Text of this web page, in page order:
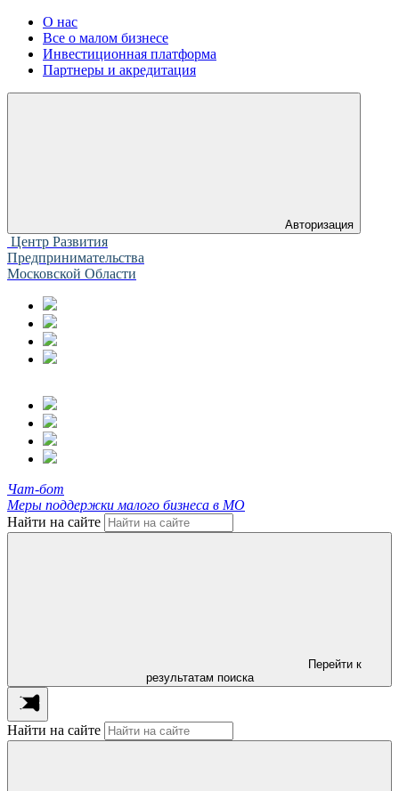
О нас
Все о малом бизнесе
Инвестиционная платформа
Партнеры и акредитация
Авторизация
Центр Развития
Предпринимательства
Московской Области
Чат-бот
Меры поддержки малого бизнеса в МО
Найти на сайте
Перейти к
результатам поиска
Найти на сайте